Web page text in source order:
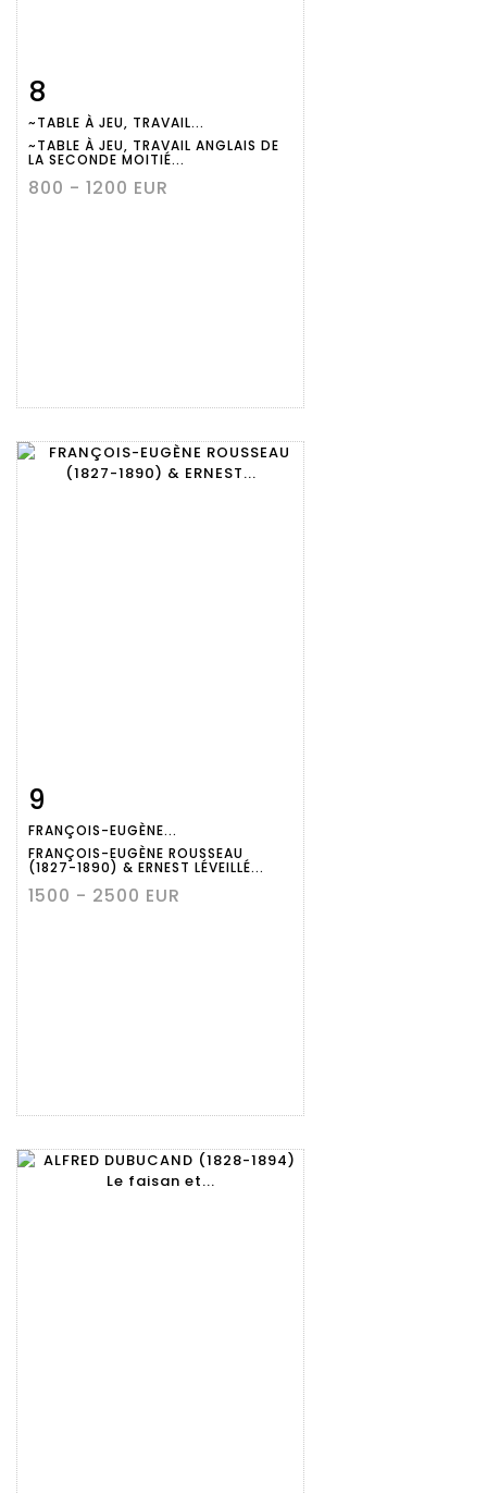
détaillée
8
~TABLE À JEU, TRAVAIL...
~TABLE À JEU, TRAVAIL ANGLAIS DE
LA SECONDE MOITIÉ...
800 - 1200 EUR
détaillée
9
FRANÇOIS-EUGÈNE...
FRANÇOIS-EUGÈNE ROUSSEAU
(1827-1890) & ERNEST LÉVEILLÉ...
1500 - 2500 EUR